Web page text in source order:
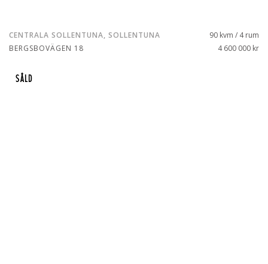
CENTRALA SOLLENTUNA, SOLLENTUNA
BERGSBOVÄGEN 18
90 kvm / 4 rum
4 600 000 kr
SÅLD